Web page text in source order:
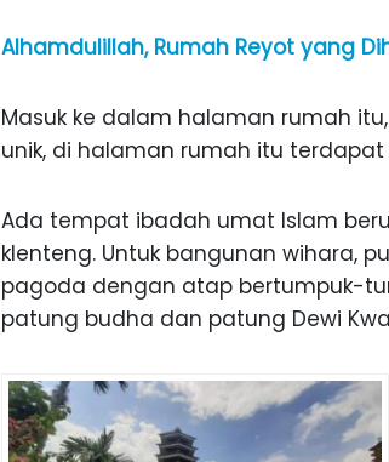
Alhamdulillah, Rumah Reyot yang
Masuk ke dalam halaman rumah
unik, di halaman rumah itu
Ada tempat ibadah umat Islam
klenteng. Untuk bangunan wihara,
pagoda dengan atap bertumpuk-
patung budha dan patung Dewi
MANIS, LEGIT, DAN PAHIT,
DURIAN SEGULUNG MADIUN